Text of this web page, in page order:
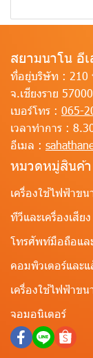
สยามนาโน อี
ที่อยู่บริษัท : 210
จ.เชียงราย 57000
เบอร์โทร : 065-
เวลาทำการ :
อีเมล :
หมวดหมู่สินค้า
เครื่องใช้ไฟฟ้าข
ทีวีและเครื่องเสียง
โทรศัพท์มือถือแล
คอมพิวเตอร์และ
เครื่องใช้ไฟฟ้าขน
จอมอนิเตอร์